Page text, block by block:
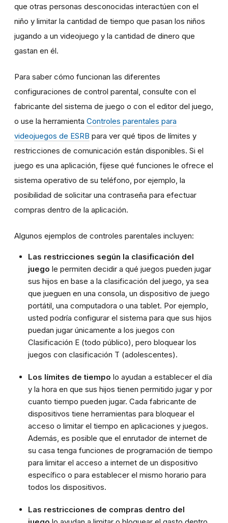
que otras personas desconocidas interactúen con el
niño y limitar la cantidad de tiempo que pasan los niños
jugando a un videojuego y la cantidad de dinero que
gastan en él.
Para saber cómo funcionan las diferentes
configuraciones de control parental, consulte con el
fabricante del sistema de juego o con el editor del juego,
o use la herramienta Controles parentales para
videojuegos de ESRB para ver qué tipos de límites y
restricciones de comunicación están disponibles. Si el
juego es una aplicación, fíjese qué funciones le ofrece el
sistema operativo de su teléfono, por ejemplo, la
posibilidad de solicitar una contraseña para efectuar
compras dentro de la aplicación.
Algunos ejemplos de controles parentales incluyen:
Las restricciones según la clasificación del
juego le permiten decidir a qué juegos pueden jugar
sus hijos en base a la clasificación del juego, ya sea
que jueguen en una consola, un dispositivo de juego
portátil, una computadora o una tablet. Por ejemplo,
usted podría configurar el sistema para que sus hijos
puedan jugar únicamente a los juegos con
Clasificación E (todo público), pero bloquear los
juegos con clasificación T (adolescentes).
Los límites de tiempo lo ayudan a establecer el día
y la hora en que sus hijos tienen permitido jugar y por
cuanto tiempo pueden jugar. Cada fabricante de
dispositivos tiene herramientas para bloquear el
acceso o limitar el tiempo en aplicaciones y juegos.
Además, es posible que el enrutador de internet de
su casa tenga funciones de programación de tiempo
para limitar el acceso a internet de un dispositivo
específico o para establecer el mismo horario para
todos los dispositivos.
Las restricciones de compras dentro del